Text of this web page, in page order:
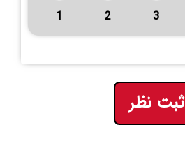
1 2 3
ثبت نظر